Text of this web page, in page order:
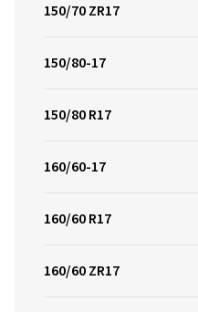
150/70 ZR17
150/80-17
150/80 R17
160/60-17
160/60 R17
160/60 ZR17